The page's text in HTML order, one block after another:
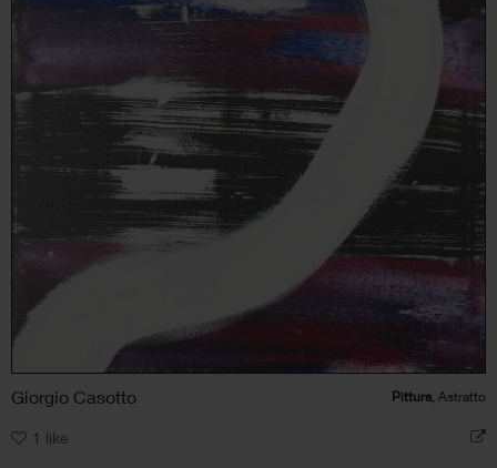
Giorgio Casotto Pittura, Astratto
1 like